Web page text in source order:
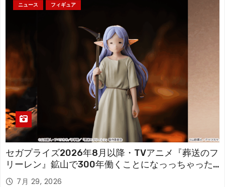
ニュース フィギュア
セガプライズ2026年8月以降・TVアニメ『葬送のフ
リーレン』鉱山で300年働くことになっっちゃった
「フリーレン」を立体化！
7月 29, 2026